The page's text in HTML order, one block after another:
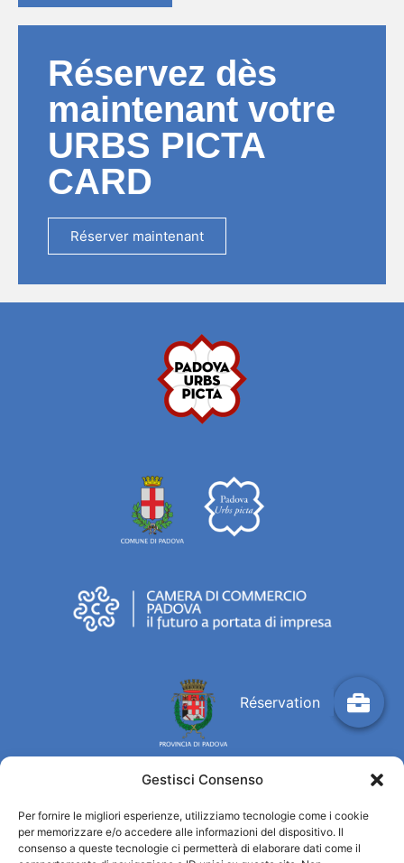
Gestisci Consenso
Per fornire le migliori esperienze, utilizziamo tecnologie come i cookie
per memorizzare e/o accedere alle informazioni del dispositivo. Il
consenso a queste tecnologie ci permetterà di elaborare dati come il
Réservez dès
maintenant votre
URBS PICTA
CARD
Réserver maintenant
Turismo Padova